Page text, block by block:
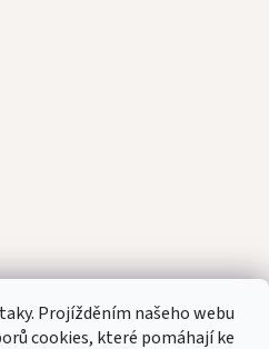
Projížděním našeho webu
cookies, které pomáhají ke
podmínky